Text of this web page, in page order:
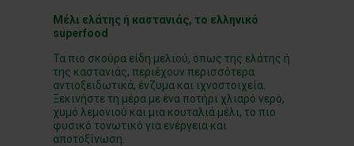
Μέλι ελάτης ή καστανιάς, το ελληνικό
superfood
Τα πιο σκούρα είδη μελιού, όπως της ελάτης ή
της καστανιάς, περιέχουν περισσότερα
αντιοξειδωτικά, ένζυμα και ιχνοστοιχεία.
Ξεκινήστε τη μέρα με ένα ποτήρι χλιαρό νερό,
χυμό λεμονιού και μια κουταλιά μέλι, το πιο
φυσικό τονωτικό για ενέργεια και
αποτοξίνωση.